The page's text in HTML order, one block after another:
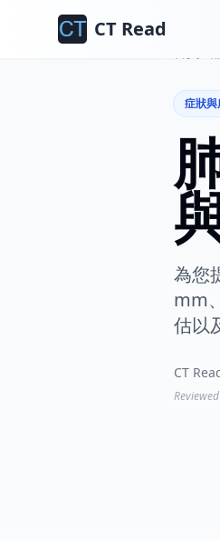
CT Read
症狀與
為您
mm
估以
CT